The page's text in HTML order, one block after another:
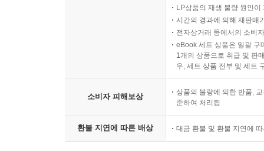
LP상품의 재생 불량 원인
시간의 경과에 의해 재판매
전자상거래 등에서의 소비
eBook 세트 상품은 일괄 구
1개의 상품으로 취급 및 판
우, 세트 상품 전부 및 세트
소비자 피해보상
상품의 불량에 의한 반품,
준하여 처리됨
환불 지연에 따른 배상 대금 환불 및 환불 지연에